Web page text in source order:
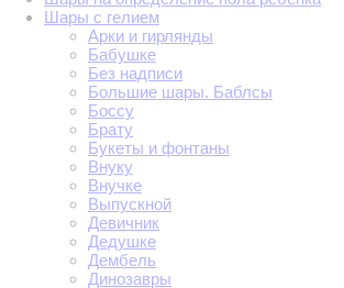
Шары с гелием
Арки и гирлянды
Бабушке
Без надписи
Большие шары. Баблсы
Боссу
Брату
Букеты и фонтаны
Внуку
Внучке
Выпускной
Девичник
Дедушке
Дембель
Динозавры